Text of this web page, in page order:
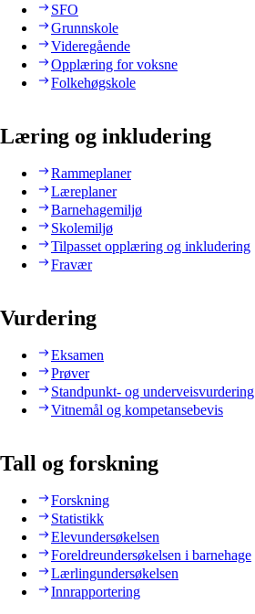
SFO
Grunnskole
Videregående
Opplæring for voksne
Folkehøgskole
Læring og inkludering
Rammeplaner
Læreplaner
Barnehagemiljø
Skolemiljø
Tilpasset opplæring og inkludering
Fravær
Vurdering
Eksamen
Prøver
Standpunkt- og underveisvurdering
Vitnemål og kompetansebevis
Tall og forskning
Forskning
Statistikk
Elevundersøkelsen
Foreldreundersøkelsen i barnehage
Lærlingundersøkelsen
Innrapportering